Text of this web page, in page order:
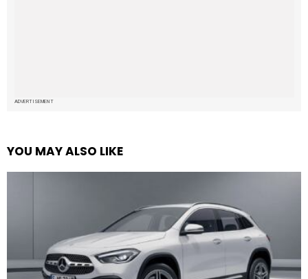
ADVERTISEMENT
YOU MAY ALSO LIKE